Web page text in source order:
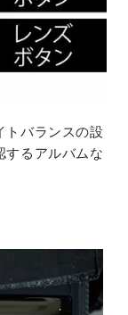
トバランスの設
するアルバムな